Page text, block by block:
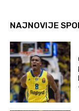
NAJNOVIJE